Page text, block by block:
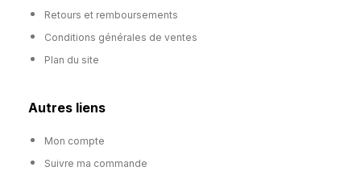
Retours et remboursements
Conditions générales de ventes
Plan du site
Autres liens
Mon compte
Suivre ma commande